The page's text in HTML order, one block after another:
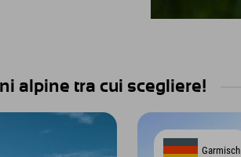
alpine tra cui scegliere!
Garmisch